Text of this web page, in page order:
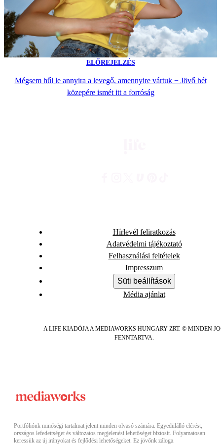
ELŐREJELZÉS
Mégsem hűl le annyira a levegő, amennyire vártuk − Jövő hét
közepére ismét itt a forróság
Hírlevél feliratkozás
Adatvédelmi tájékoztató
Felhasználási feltételek
Impresszum
Süti beállítások
Média ajánlat
A LIFE KIADÓJA A MEDIAWORKS HUNGARY ZRT. © MINDEN
FENNTARTVA.
Portfóliónk minőségi tartalmat jelent minden olvasó számára. Egyedülálló elérést,
országos lefedettséget és változatos megjelenési lehetőséget biztosít. Folyamatosan
keressük az új irányokat és fejlődési lehetőségeket. Ez jövőnk záloga.